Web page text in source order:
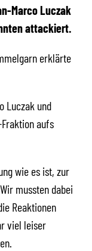
Marco Luczak
attackiert.
erklärte
Luczak und
aufs
wie es ist, zur
mussten dabei
Reaktionen
viel leiser